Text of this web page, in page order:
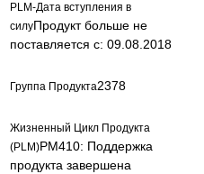
PLM-Дата вступления в
силуПродукт больше не
поставляется с: 09.08.2018
Группа Продукта2378
Жизненный Цикл Продукта
(PLM)PM410: Поддержка
продукта завершена